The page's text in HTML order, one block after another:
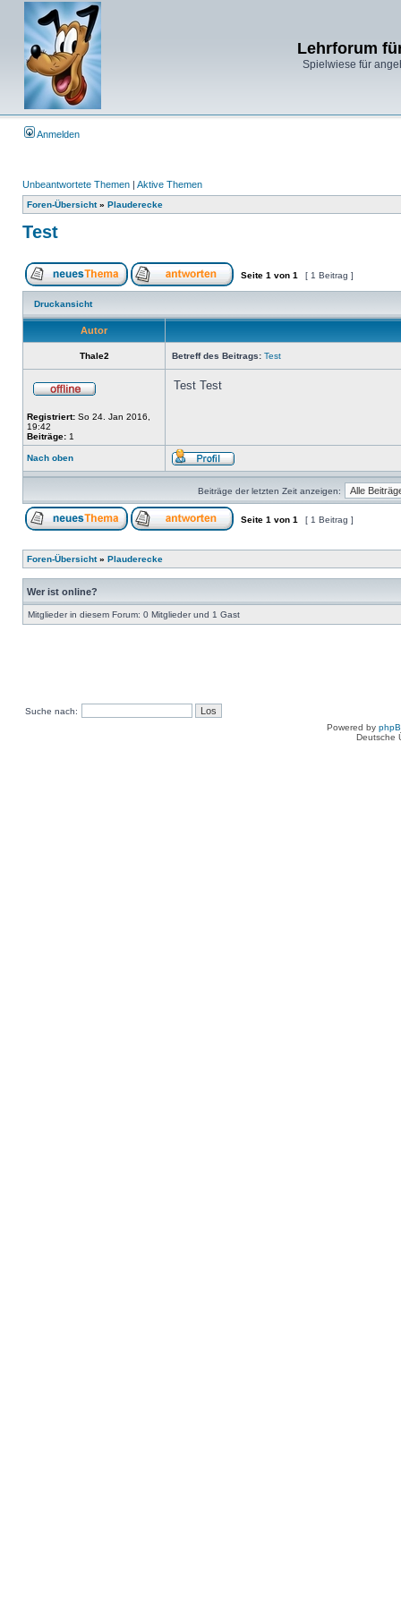
Lehrforum
Spielwiese für
Anmelden
Unbeantwortete Themen | Aktive Themen
Foren-Übersicht» Plauderecke
Test
Seite 1 von 1 [ 1 Beitrag ]
Druckansicht
Autor
Thale2 Betreff des Beitrags: Test
Registriert: So 24. Jan 2016,
19:42
Beiträge: 1
Test Test
Nach oben
Beiträge der letzten Zeit anzeigen:
Seite 1 von 1 [ 1 Beitrag ]
Foren-Übersicht» Plauderecke
Wer ist online?
Mitglieder in diesem Forum: 0 Mitglieder und 1 Gast
Suche nach:
Powered by
Deutsche